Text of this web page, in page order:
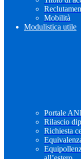
Mobilità
Modulistica utile
Portale
Rilascio
Richiesta